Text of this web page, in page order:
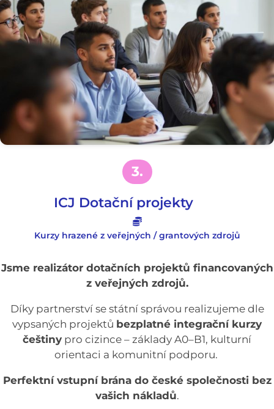
3.
ICJ Dotační projekty
Kurzy hrazené z veřejných / grantových zdrojů
Jsme realizátor dotačních projektů financovaných
z veřejných zdrojů.
Díky partnerství se státní správou realizujeme dle
vypsaných projektů bezplatné integrační kurzy
češtiny pro cizince – základy A0–B1, kulturní
orientaci a komunitní podporu.
Perfektní vstupní brána do české společnosti bez
vašich nákladů.